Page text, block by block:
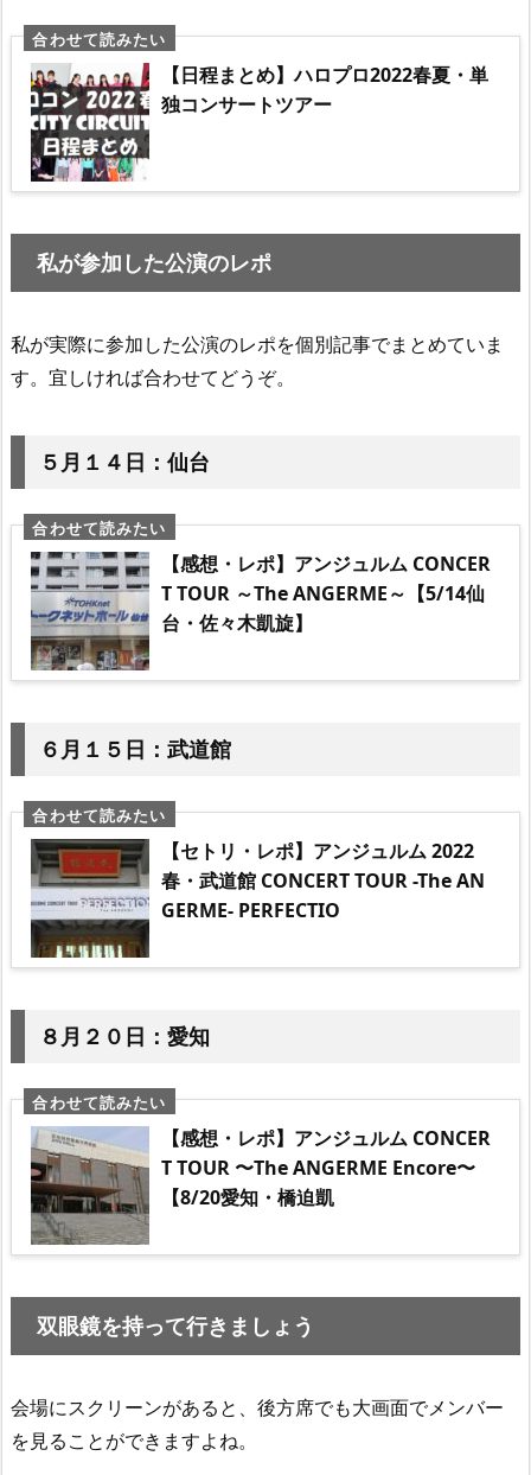
【日程まとめ】ハロプロ2022春夏・単
独コンサートツアー
私が参加した公演のレポ
私が実際に参加した公演のレポを個別記事でまとめていま
す。宜しければ合わせてどうぞ。
５月１４日：仙台
【感想・レポ】アンジュルム CONCER
T TOUR ～The ANGERME～【5/14仙
台・佐々木凱旋】
６月１５日：武道館
【セトリ・レポ】アンジュルム 2022
春・武道館 CONCERT TOUR -The AN
GERME- PERFECTIO
８月２０日：愛知
【感想・レポ】アンジュルム CONCER
T TOUR 〜The ANGERME Encore〜
【8/20愛知・橋迫凱
双眼鏡を持って行きましょう
会場にスクリーンがあると、後方席でも大画面でメンバー
を見ることができますよね。